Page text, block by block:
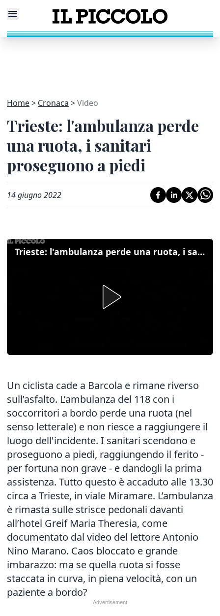
Home Cronaca Video
Trieste: l'ambulanza perde
una ruota, i sanitari
proseguono a piedi
14 giugno 2022
Trieste: l'ambulanza perde una ruota, i sanitari proseguono a piedi
Un ciclista cade a Barcola e rimane riverso
sull’asfalto. L’ambulanza del 118 con i
soccorritori a bordo perde una ruota (nel
senso letterale) e non riesce a raggiungere il
luogo dell'incidente. I sanitari scendono e
proseguono a piedi, raggiungendo il ferito -
per fortuna non grave - e dandogli la prima
assistenza. Tutto questo è accaduto alle 13.30
circa a Trieste, in viale Miramare. L’ambulanza
è rimasta sulle strisce pedonali davanti
all’hotel Greif Maria Theresia, come
documentato dal video del lettore Antonio
Nino Marano. Caos bloccato e grande
imbarazzo: ma se quella ruota si fosse
staccata in curva, in piena velocità, con un
paziente a bordo?